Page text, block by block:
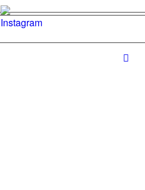
Set
Youtube